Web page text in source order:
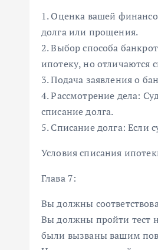
1. Оценка вашей
долга или прощения.
2. Выбор способа
ипотеку, но отличаются
3. Подача заявления о
4. Рассмотрение дела:
списание долга.
5. Списание долга: Если
Условия списания
Глава 7:
Вы должны
Вы должны пройти тест
были вызваны вашим